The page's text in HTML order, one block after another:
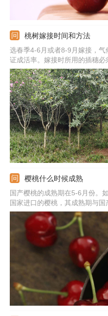
桃树嫁接时间和方法
选春季4-6月或者8-9月嫁接，
证成活率。嫁接时所用的插穗
条，砧木选亲和力强的，嫁接
小口，大概3-5厘米长，将接穗
住，提供阴凉、通风好、干燥的
樱桃什么时候成熟
国产樱桃的成熟期在5-6月份。
国家进口的樱桃，其成熟期与国
利进口的樱桃，一般在12-1月
多，比如美早、红灯、布鲁克
1号、水晶等。